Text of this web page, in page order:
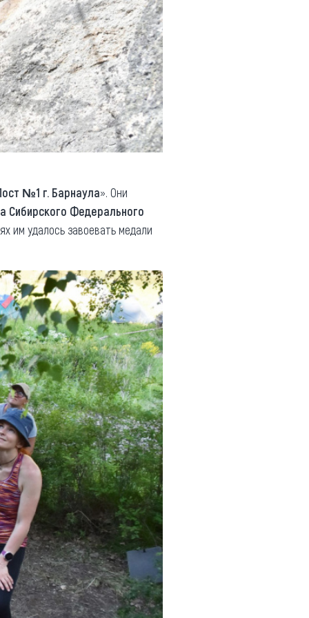
№1 г. Барнаула». Они
Сибирского Федерального
им удалось завоевать медали